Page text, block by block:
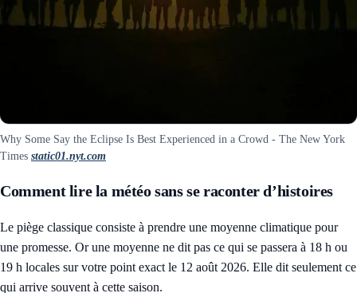
Why Some Say the Eclipse Is Best Experienced in a Crowd - The New York
Times static01.nyt.com
Comment lire la météo sans se raconter d’histoires
Le piège classique consiste à prendre une moyenne climatique pour
une promesse. Or une moyenne ne dit pas ce qui se passera à 18 h ou
19 h locales sur votre point exact le 12 août 2026. Elle dit seulement ce
qui arrive souvent à cette saison.